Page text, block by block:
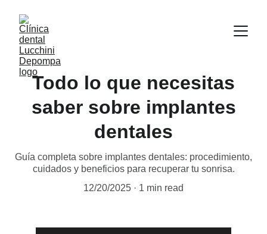
Todo lo que necesitas
saber sobre implantes
dentales
Guía completa sobre implantes dentales: procedimiento,
cuidados y beneficios para recuperar tu sonrisa.
12/20/2025
1 min read